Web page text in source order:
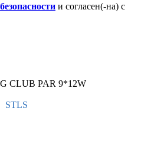
и согласен(-на) с
CLUB PAR 9*12W
STLS